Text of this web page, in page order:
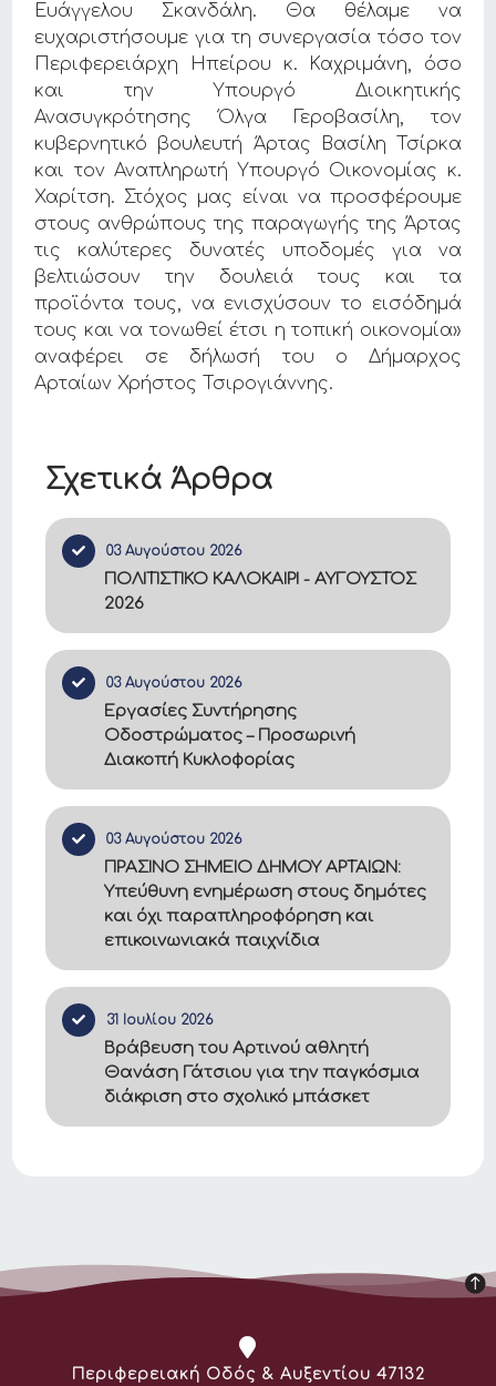
Σχετικά Άρθρα
03 Αυγούστου 2026
ΠΟΛΙΤΙΣΤΙΚΟ ΚΑΛΟΚΑΙΡΙ - ΑΥΓΟΥΣΤΟΣ
2026
03 Αυγούστου 2026
Εργασίες Συντήρησης
Οδοστρώματος – Προσωρινή
Διακοπή Κυκλοφορίας
03 Αυγούστου 2026
ΠΡΑΣΙΝΟ ΣΗΜΕΙΟ ΔΗΜΟΥ ΑΡΤΑΙΩΝ:
Υπεύθυνη ενημέρωση στους δημότες
και όχι παραπληροφόρηση και
επικοινωνιακά παιχνίδια
31 Ιουλίου 2026
Βράβευση του Αρτινού αθλητή
Θανάση Γάτσιου για την παγκόσμια
διάκριση στο σχολικό μπάσκετ
Ευάγγελου Σκανδάλη. Θα θέλαμε να
ευχαριστήσουμε για τη συνεργασία τόσο τον
Περιφερειάρχη Ηπείρου κ. Καχριμάνη, όσο
και την Υπουργό Διοικητικής
Ανασυγκρότησης Όλγα Γεροβασίλη, τον
κυβερνητικό βουλευτή Άρτας Βασίλη Τσίρκα
και τον Αναπληρωτή Υπουργό Οικονομίας κ.
Χαρίτση. Στόχος μας είναι να προσφέρουμε
στους ανθρώπους της παραγωγής της Άρτας
τις καλύτερες δυνατές υποδομές για να
βελτιώσουν την δουλειά τους και τα
προϊόντα τους, να ενισχύσουν το εισόδημά
τους και να τονωθεί έτσι η τοπική οικονομία»
αναφέρει σε δήλωσή του ο Δήμαρχος
Αρταίων Χρήστος Τσιρογιάννης.
Διεύθυνση:
Περιφερειακή Οδός & Αυξεντίου 47132